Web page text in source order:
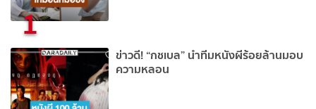
1
ข่าวดี! “กชเบล” นำทีมหนังผีร้อยล้านมอบ
ความหลอน